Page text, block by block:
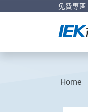
免費專區
Home